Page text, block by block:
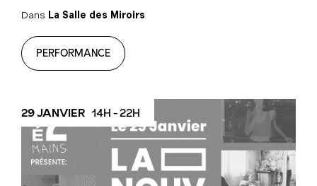
Dans La Salle des Miroirs
PERFORMANCE
29 JANVIER 14H - 22H